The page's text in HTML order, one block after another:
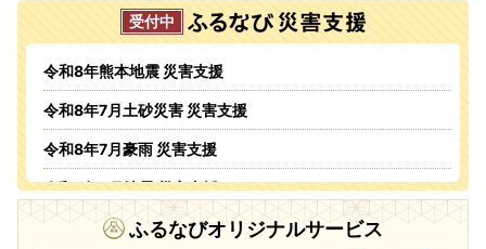
令和8年熊本地震 災害支援
令和8年7月土砂災害 災害支援
令和8年7月豪雨 災害支援
令和8年6月地震 災害支援
令和8年6月火災 災害支援
ふるなびオリジナルサービス